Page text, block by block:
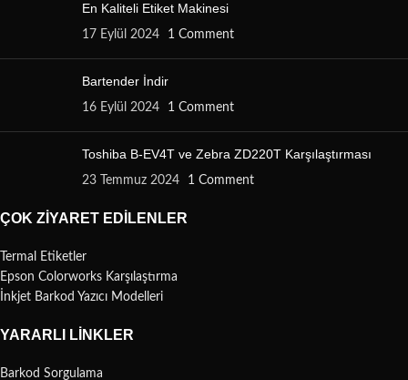
En Kaliteli Etiket Makinesi
17 Eylül 2024 1 Comment
Bartender İndir
16 Eylül 2024 1 Comment
Toshiba B-EV4T ve Zebra ZD220T Karşılaştırması
23 Temmuz 2024 1 Comment
ÇOK ZIYARET EDILENLER
Termal Etiketler
Epson Colorworks Karşılaştırma
İnkjet Barkod Yazıcı Modelleri
YARARLI LINKLER
Barkod Sorgulama